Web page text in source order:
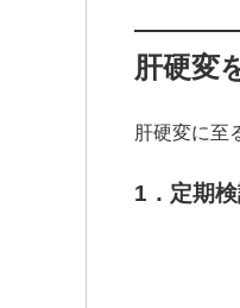
肝硬変
肝硬変に至
1．定期